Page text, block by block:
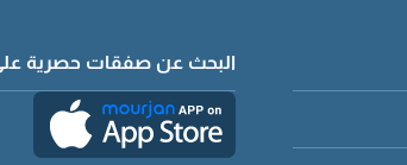
البحث عن صفقات حصرية